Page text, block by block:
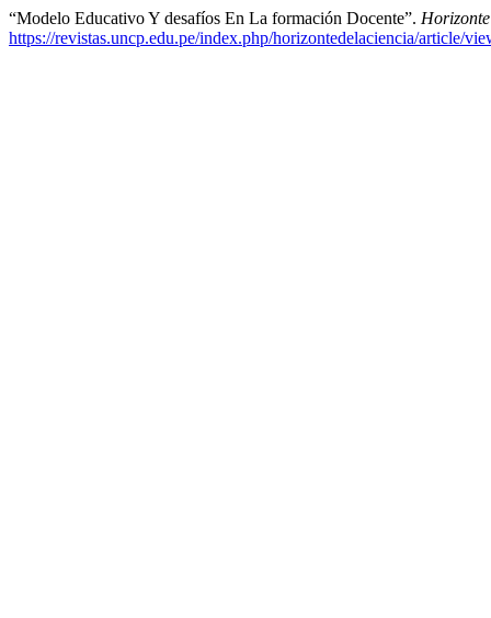
“Modelo Educativo Y desafíos En La formación Docente”.
https://revistas.uncp.edu.pe/index.php/horizontedelaciencia/article/